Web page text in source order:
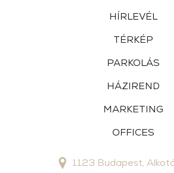
HÍRLEVÉL
TÉRKÉP
PARKOLÁS
HÁZIREND
MARKETING
OFFICES
1123 Budapest,